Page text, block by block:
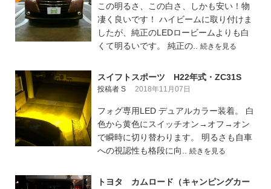
この明るさ、この白さ、しかも安い！物
凄く良いです！ ハイビームに取り付けま
したが、純正のLEDロービームよりも白
くて明るいです。 純正の.. 続きを見る
スイフトスポーツ H22年式・ZC31S
投稿者 S 2018年11月07日
フォグ専用LED デュアルカラー装着。 白
色から黄色にスイッチオン→オフ→オン
で瞬時に切り替わります。 明るさも自車
への視認性も格段に向.. 続きを見る
トヨタ カムロード（キャンピングカー